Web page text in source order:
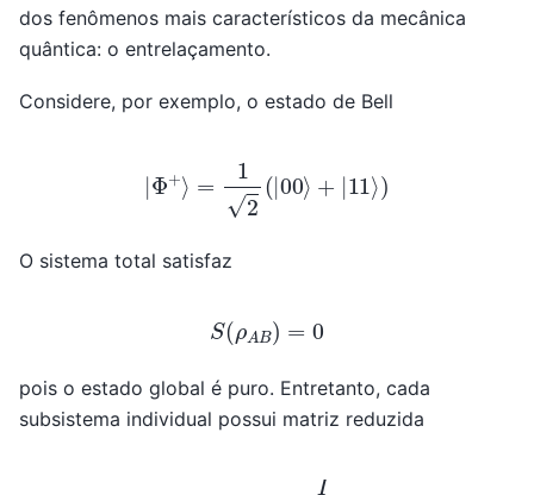
dos fenômenos mais característicos da mecânica
quântica: o entrelaçamento.
Considere, por exemplo, o estado de Bell
12
O sistema total satisfaz
S( ρ B 0
pois o estado global é puro. Entretanto, cada
subsistema individual possui matriz reduzida